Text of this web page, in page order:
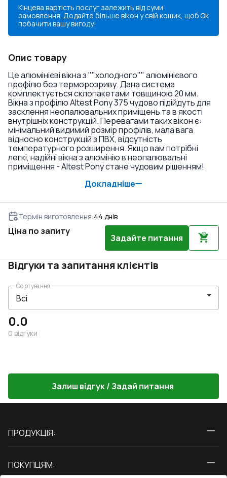
Кінцева вартість послуг залежить від суми
замовлення. Додайте більше вікон у свій кошик, щоб
побачити вашу вигоду!
Ok
Опис товару
Це алюмінієві вікна з ""холодного"" алюмінієвого
профілю без терморозриву. Дана система
комплектується склопакетами товщиною 20 мм.
Вікна з профілю Altest Pony 375 чудово підійдуть для
засклення неопалювальних приміщень та в якості
внутрішніх конструкцій. Перевагами таких вікон є:
мінімальний видимий розмір профілів, мала вага
відносно конструкцій з ПВХ, відсутність
температурного розширення. Якщо вам потрібні
легкі, надійні вікна з алюмінію в неопалювальні
приміщення - Altest Pony стане чудовим рішенням!
Докладніше
Термін виготовлення:44 днів
Ціна по запиту
Задайте питання
Відгуки та запитання клієнтів
0.0
0 відгуки
Сортування
Залиш відгук / Задай питання
ПРОДУКЦІЯ:
Двері
ПОКУПЦЯМ: